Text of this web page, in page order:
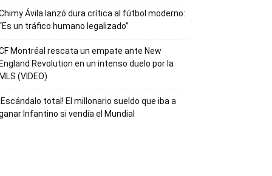
Ávila lanzó dura crítica al fútbol moderno:
un tráfico humano legalizado”
Montréal rescata un empate ante New
England Revolution en un intenso duelo por la
MLS (VIDEO)
total! El millonario sueldo que iba a
Infantino si vendía el Mundial